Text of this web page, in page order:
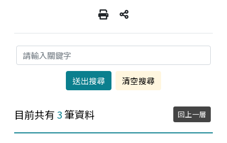
關鍵字
目前共有 3 筆資料 回上一層